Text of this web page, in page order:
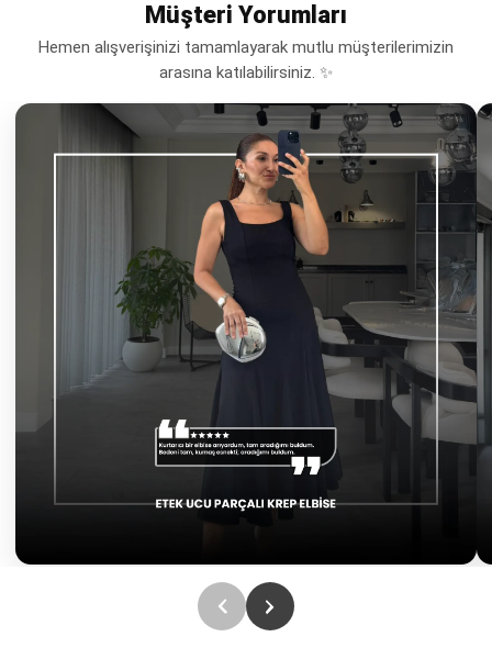
Müşteri Yorumları
Hemen alışverişinizi tamamlayarak mutlu müşterilerimizin
arasına katılabilirsiniz. ✨